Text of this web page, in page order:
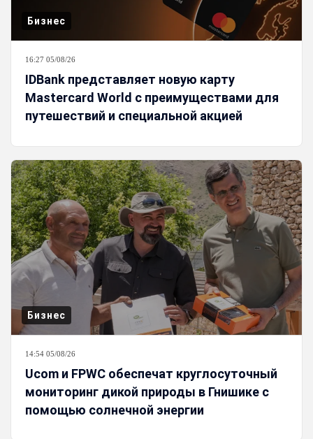
Бизнес
16:27 05/08/26
IDBank представляет новую карту
Mastercard World с преимуществами для
путешествий и специальной акцией
Бизнес
14:54 05/08/26
Ucom и FPWC обеспечат круглосуточный
мониторинг дикой природы в Гнишике с
помощью солнечной энергии